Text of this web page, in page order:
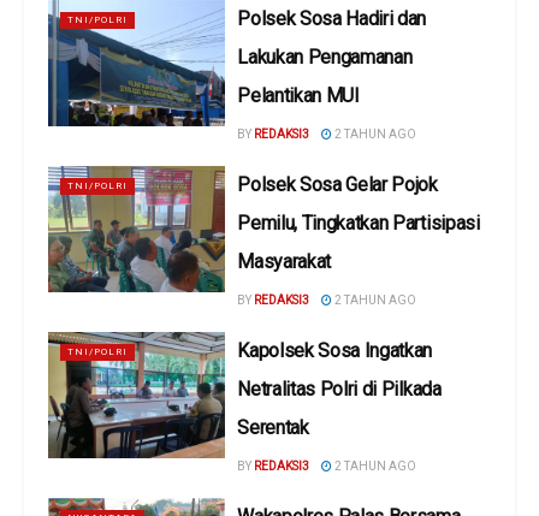
TNI/POLRI
Polsek Sosa Hadiri dan
Lakukan Pengamanan
Pelantikan MUI
BY REDAKSI3 2 TAHUN AGO
TNI/POLRI
Polsek Sosa Gelar Pojok
Pemilu, Tingkatkan Partisipasi
Masyarakat
BY REDAKSI3 2 TAHUN AGO
TNI/POLRI
Kapolsek Sosa Ingatkan
Netralitas Polri di Pilkada
Serentak
BY REDAKSI3 2 TAHUN AGO